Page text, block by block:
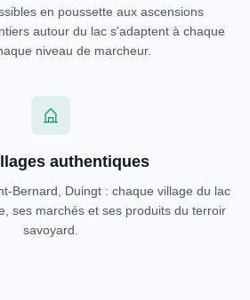
en poussette aux ascensions
autour du lac s'adaptent à chaque
niveau de marcheur.
authentiques
Bernard, Duingt : chaque village du lac
ses marchés et ses produits du terroir
savoyard.